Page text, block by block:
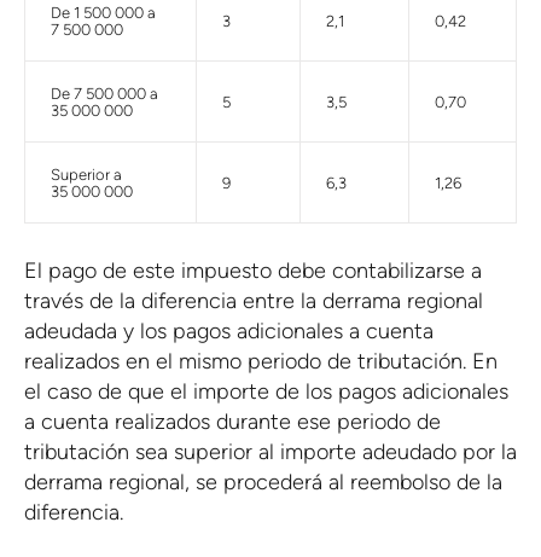
De 1 500 000 a
7 500 000
3 2,1 0,42
De 7 500 000 a
35 000 000
5 3,5 0,70
Superior a
35 000 000
9 6,3 1,26
El pago de este impuesto debe contabilizarse a
través de la diferencia entre la derrama regional
adeudada y los pagos adicionales a cuenta
realizados en el mismo periodo de tributación. En
el caso de que el importe de los pagos adicionales
a cuenta realizados durante ese periodo de
tributación sea superior al importe adeudado por la
derrama regional, se procederá al reembolso de la
diferencia.